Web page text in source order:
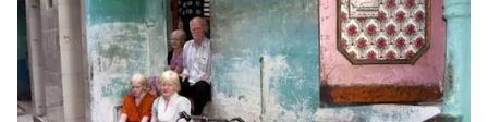
शुरू कर दिए हैं। रविवार को दिल्ली में पारा 41.6 डिग्री
रहा, जबकि विदर्भ का ब्रह्मपुरी इलाका 45.2 डिग्री के
साथ देश में सबसे गर्म दर्ज किया गया। हालांकि, मौसम
विभाग (IMD) का कहना है कि आज यानी सोमवार से